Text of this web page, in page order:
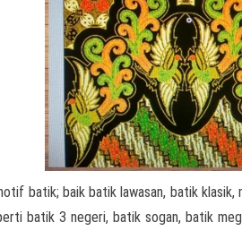
batik; baik batik lawasan, batik
batik 3 negeri, batik sogan, batik